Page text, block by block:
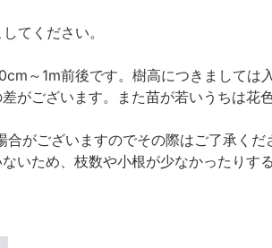
てください。
～1m前後です。樹高につきましては
がございます。また苗が若いうちは花
がございますのでその際はご了承くだ
いため、枝数や小根が少なかったりす